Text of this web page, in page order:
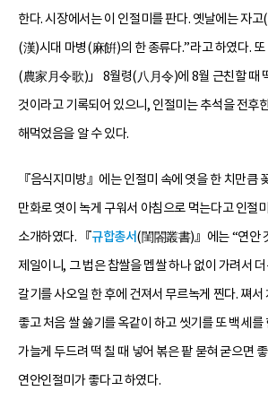
한다. 시장에서는 이 인절미를 판다. 옛날에는 자
(漢)시대 마병(麻餠)의 한 종류다.”라고 하였다. 또
(農家月令歌)」 8월령(八月令)에 8월 근친할 때
것이라고 기록되어 있으니, 인절미는 추석을 전후
해먹었음을 알 수 있다.
『음식지미방』에는 인절미 속에 엿을 한 치만큼
만화로 엿이 녹게 구워서 아침으로 먹는다고 인절
소개하였다. 『규합총서(閨閤叢書)』에는 “연안
제일이니, 그 법은 찹쌀을 멥쌀 하나 없이 가려서
갈기를 사오일 한 후에 건져서 무르녹게 찐다. 쪄
좋고 처음 쌀 쓿기를 옥같이 하고 씻기를 또 백세를
가늘게 두드려 떡 칠 때 넣어 볶은 팥 묻혀 굳으면
연안인절미가 좋다고 하였다.